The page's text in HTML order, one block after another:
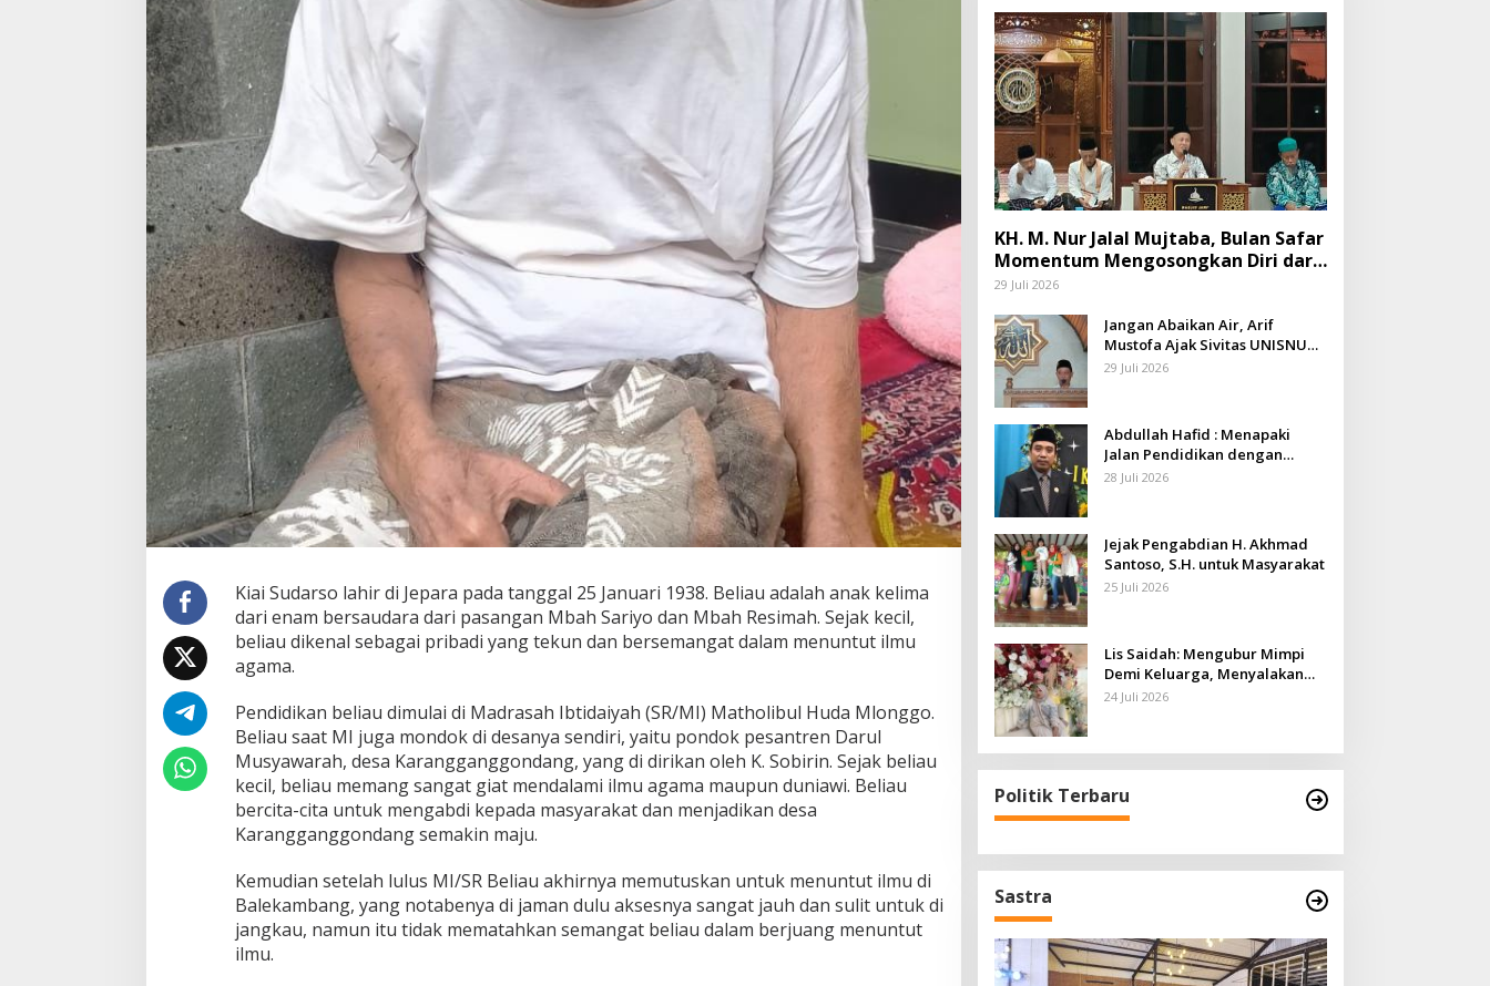
Kiai Sudarso lahir di Jepara pada tanggal 25 Januari 1938. Beliau adalah anak kelima
dari enam bersaudara dari pasangan Mbah Sariyo dan Mbah Resimah. Sejak kecil,
beliau dikenal sebagai pribadi yang tekun dan bersemangat dalam menuntut ilmu
agama.
Pendidikan beliau dimulai di Madrasah Ibtidaiyah (SR/MI) Matholibul Huda Mlonggo.
Beliau saat MI juga mondok di desanya sendiri, yaitu pondok pesantren Darul
Musyawarah, desa Karangganggondang, yang di dirikan oleh K. Sobirin. Sejak beliau
kecil, beliau memang sangat giat mendalami ilmu agama maupun duniawi. Beliau
bercita-cita untuk mengabdi kepada masyarakat dan menjadikan desa
Karangganggondang semakin maju.
Kemudian setelah lulus MI/SR Beliau akhirnya memutuskan untuk menuntut ilmu di
Balekambang, yang notabenya di jaman dulu aksesnya sangat jauh dan sulit untuk di
jangkau, namun itu tidak mematahkan semangat beliau dalam berjuang menuntut
ilmu.
KH. M. Nur Jalal Mujtaba, Bulan Safar
Momentum Mengosongkan Diri dari
Keburukan dan Mengisinya dengan
29 Juli 2026
Jangan Abaikan Air, Arif
Mustofa Ajak Sivitas UNISNU
Peduli Lingkungan
29 Juli 2026
Abdullah Hafid : Menapaki
Jalan Pendidikan dengan
Keberkahan
28 Juli 2026
Jejak Pengabdian H. Akhmad
Santoso, S.H. untuk Masyarakat
25 Juli 2026
Lis Saidah: Mengubur Mimpi
Demi Keluarga, Menyalakan
Harapan untuk Anak-anaknya
24 Juli 2026
Politik Terbaru
Sastra